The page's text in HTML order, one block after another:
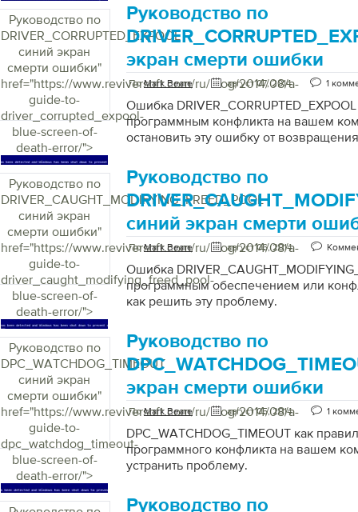
Руководство по
DRIVER_CORRUPTED_EXPOOL
синий экран
смерти ошибки"
href="https://www.reviversoft.com/ru/blog/2014/08/a-
guide-to-
driver_corrupted_expool-
blue-screen-of-
death-error/">
Руководство по
экран смерти ошибки
ПоMark Beare август 07, 2014 1
Ошибка
программным конфликта на вашем
остановить эту ошибку от
Руководство по
DRIVER_CAUGHT_MODIFYING_FREED_POOL
синий экран
смерти ошибки"
href="https://www.reviversoft.com/ru/blog/2014/08/a-
guide-to-
driver_caught_modifying_freed_pool-
blue-screen-of-
death-error/">
Руководство по
синий экран смерти
ПоMark Beare август 06, 2014
Ошибка
программным обеспечением или
как решить эту проблему.
Руководство по
DPC_WATCHDOG_TIMEOUT
синий экран
смерти ошибки"
href="https://www.reviversoft.com/ru/blog/2014/08/a-
guide-to-
dpc_watchdog_timeout-
blue-screen-of-
death-error/">
Руководство по
экран смерти ошибки
ПоMark Beare август 05, 2014 1
DPC_WATCHDOG_TIMEOUT как
программного конфликта на вашем
устранить проблему.
Руководство по